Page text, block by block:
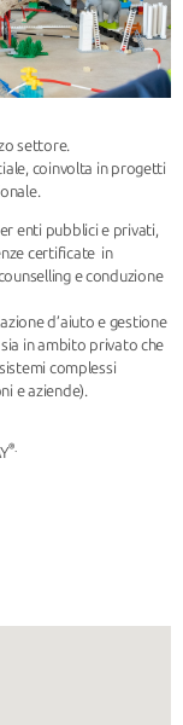
settore.
coinvolta in progetti
enti pubblici e privati,
certificate in
e conduzione
d’aiuto e gestione
in ambito privato che
complessi
e aziende).
®.